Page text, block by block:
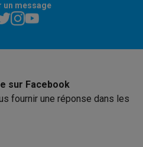
un message
sur Facebook
fournir une réponse dans les